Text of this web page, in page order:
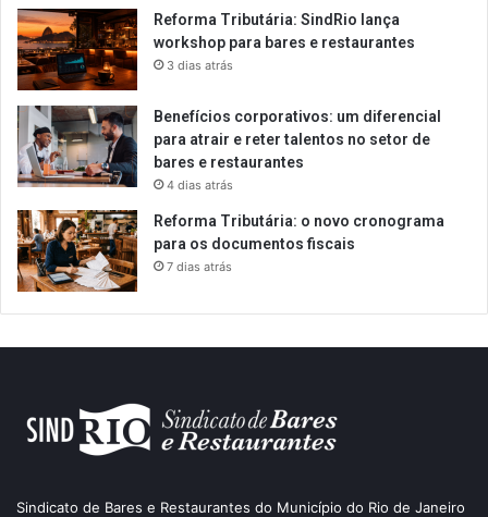
Reforma Tributária: SindRio lança
workshop para bares e restaurantes
3 dias atrás
Benefícios corporativos: um diferencial
para atrair e reter talentos no setor de
bares e restaurantes
4 dias atrás
Reforma Tributária: o novo cronograma
para os documentos fiscais
7 dias atrás
Sindicato de Bares e Restaurantes do Município do Rio de Janeiro